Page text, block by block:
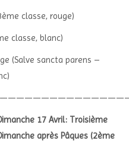
classe, rouge)
classe, blanc)
(Salve sancta parens –
17 Avril: Troisième
après Pâques (2ème